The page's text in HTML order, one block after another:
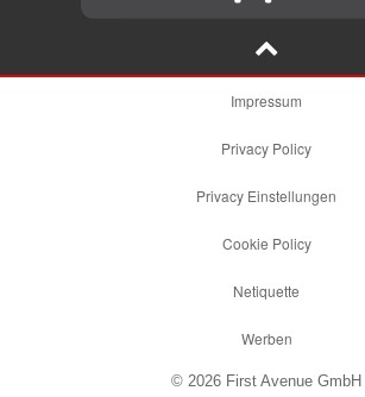
Impressum
Privacy Policy
Privacy Einstellungen
Cookie Policy
Netiquette
Werben
© 2026 First Avenue GmbH